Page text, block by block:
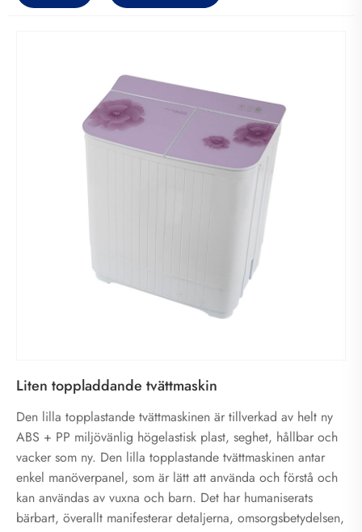
Liten toppladdande tvättmaskin
Den lilla topplastande tvättmaskinen är tillverkad av helt ny
ABS + PP miljövänlig högelastisk plast, seghet, hållbar och
vacker som ny. Den lilla topplastande tvättmaskinen antar
enkel manöverpanel, som är lätt att använda och förstå och
kan användas av vuxna och barn. Det har humaniserats
bärbart, överallt manifesterar detaljerna, omsorgsbetydelsen,